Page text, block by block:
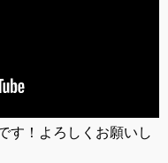
す！よろしくお願いし